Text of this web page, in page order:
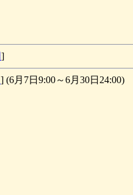
]
] (6月7日9:00～6月30日24:00)